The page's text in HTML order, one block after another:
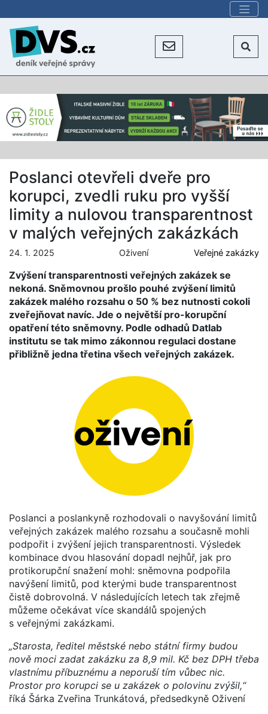
Poslanci otevřeli dveře pro
korupci, zvedli ruku pro vyšší
limity a nulovou transparentnost
v malých veřejných zakázkách
24. 1. 2025 Oživení Veřejné zakázky
Zvýšení transparentnosti veřejných zakázek se
nekoná. Sněmovnou prošlo pouhé zvýšení limitů
zakázek malého rozsahu o 50 % bez nutnosti cokoli
zveřejňovat navíc. Jde o největší pro-korupční
opatření této sněmovny. Podle odhadů Datlab
institutu se tak mimo zákonnou regulaci dostane
přibližně jedna třetina všech veřejných zakázek.
Poslanci a poslankyně rozhodovali o navyšování limitů
veřejných zakázek malého rozsahu a současně mohli
podpořit i zvýšení jejich transparentnosti. Výsledek
kombinace dvou hlasování dopadl nejhůř, jak pro
protikorupční snažení mohl: sněmovna podpořila
navýšení limitů, pod kterými bude transparentnost
čistě dobrovolná. V následujících letech tak zřejmě
můžeme očekávat více skandálů spojených
s veřejnými zakázkami.
„Starosta, ředitel městské nebo státní firmy budou
nově moci zadat zakázku za 8,9 mil. Kč bez DPH třeba
vlastnímu příbuznému a neporuší tím vůbec nic.
Prostor pro korupci se u zakázek o polovinu zvýšil,“
říká Šárka Zveřina Trunkátová, předsedkyně Oživení